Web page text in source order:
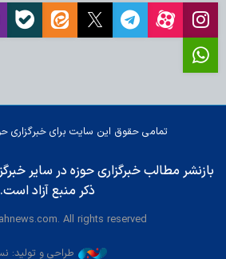
تمامی حقوق این سایت برای
بازنشر مطالب خبرگزاری حوزه در سایر
ذکر منبع آزاد است.
All rights reserved
طراحی و تولید: